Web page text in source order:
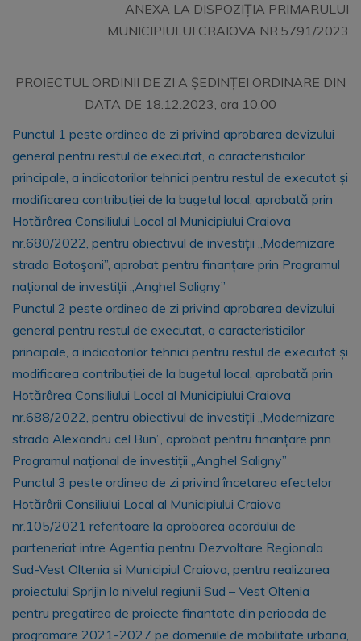
ANEXA LA DISPOZIȚIA PRIMARULUI
MUNICIPIULUI CRAIOVA NR.5791/2023
PROIECTUL ORDINII DE ZI A ȘEDINȚEI ORDINARE DIN
DATA DE 18.12.2023, ora 10,00
Punctul 1 peste ordinea de zi privind aprobarea devizului
general pentru restul de executat, a caracteristicilor
principale, a indicatorilor tehnici pentru restul de executat și
modificarea contribuției de la bugetul local, aprobată prin
Hotărârea Consiliului Local al Municipiului Craiova
nr.680/2022, pentru obiectivul de investiții „Modernizare
strada Botoşani”, aprobat pentru finanțare prin Programul
național de investiții „Anghel Saligny”
Punctul 2 peste ordinea de zi privind aprobarea devizului
general pentru restul de executat, a caracteristicilor
principale, a indicatorilor tehnici pentru restul de executat și
modificarea contribuției de la bugetul local, aprobată prin
Hotărârea Consiliului Local al Municipiului Craiova
nr.688/2022, pentru obiectivul de investiții „Modernizare
strada Alexandru cel Bun”, aprobat pentru finanțare prin
Programul național de investiții „Anghel Saligny”
Punctul 3 peste ordinea de zi privind încetarea efectelor
Hotărârii Consiliului Local al Municipiului Craiova
nr.105/2021 referitoare la aprobarea acordului de
parteneriat intre Agentia pentru Dezvoltare Regionala
Sud-Vest Oltenia si Municipiul Craiova, pentru realizarea
proiectului Sprijin la nivelul regiunii Sud – Vest Oltenia
pentru pregatirea de proiecte finantate din perioada de
programare 2021-2027 pe domeniile de mobilitate urbana,